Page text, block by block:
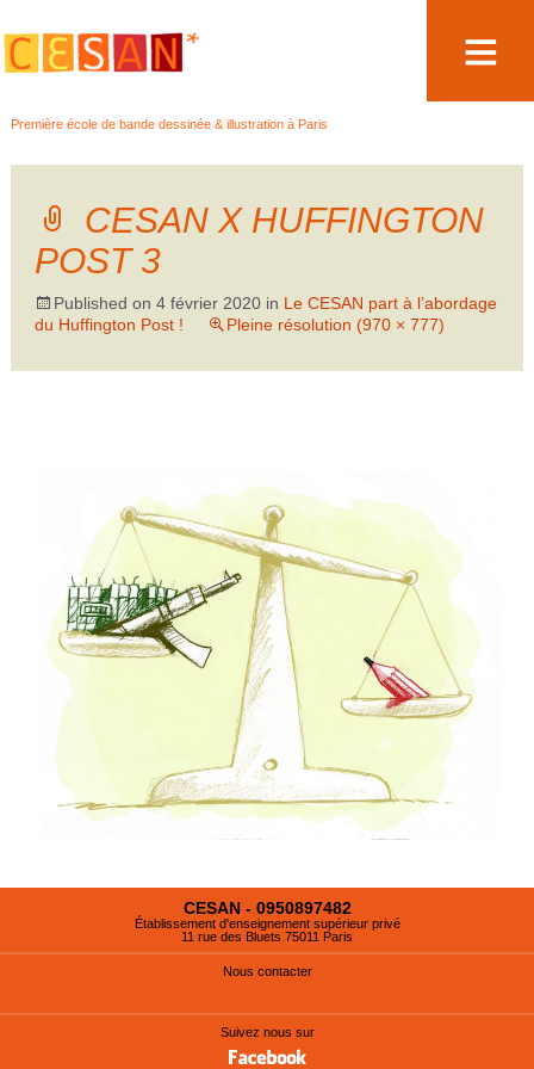
Première école de bande dessinée & illustration à Paris
au
CESAN X HUFFINGTON
POST 3
Published on 4 février 2020in Le CESAN part à l’abordage
du Huffington Post !
Pleine résolution (970 × 777)
CESAN - 0950897482
Établissement d'enseignement supérieur privé
11 rue des Bluets 75011 Paris
Nous contacter
Suivez nous sur